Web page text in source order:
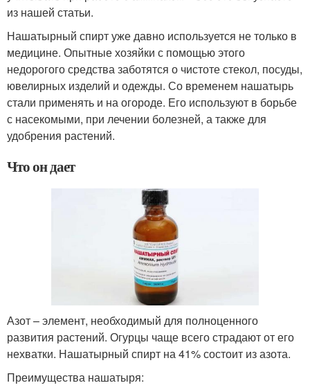
из нашей статьи.
Нашатырный спирт уже давно используется не только в
медицине. Опытные хозяйки с помощью этого
недорогого средства заботятся о чистоте стекол, посуды,
ювелирных изделий и одежды. Со временем нашатырь
стали применять и на огороде. Его используют в борьбе
с насекомыми, при лечении болезней, а также для
удобрения растений.
Что он дает
Азот – элемент, необходимый для полноценного
развития растений. Огурцы чаще всего страдают от его
нехватки. Нашатырный спирт на 41% состоит из азота.
Преимущества нашатыря: